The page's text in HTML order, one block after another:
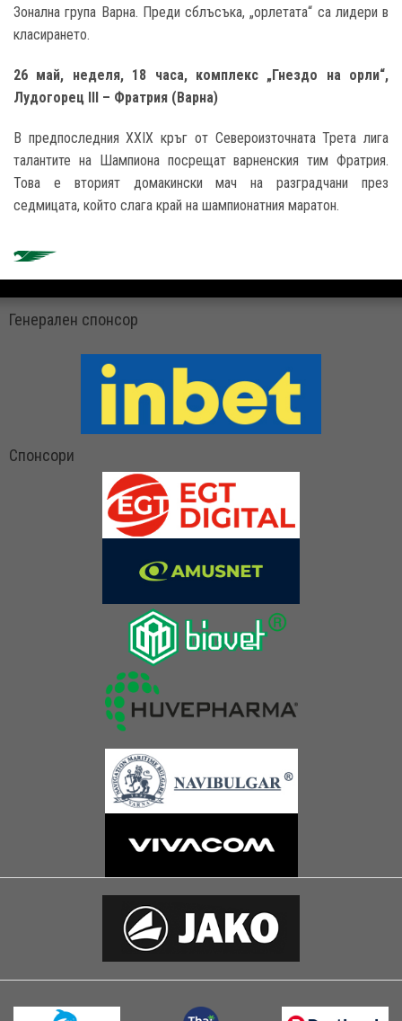
Зонална група Варна. Преди сблъсъка, „орлетата“ са лидери в
класирането.
26 май, неделя, 18 часа, комплекс „Гнездо на орли“,
Лудогорец
III – Фратрия (Варна)
В предпоследния XXIX кръг от Североизточната Трета лига
талантите на Шампиона посрещат варненския тим Фратрия.
Това е вторият домакински мач на разградчани през
седмицата, който слага край на шампионатния маратон.
Генерален спонсор
Спонсори